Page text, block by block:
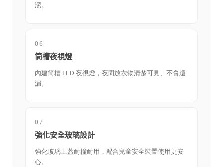
潔。
06
筒槽夜視燈
內建筒槽 LED 夜視燈，夜間放衣物清楚可見、不會遺
漏。
07
強化安全玻璃設計
強化玻璃上蓋耐撞耐用，配合兒童安全裝置使用更安
心。